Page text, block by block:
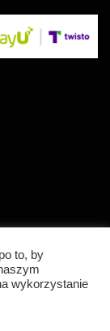
aThemes.
to, by
wykorzystanie